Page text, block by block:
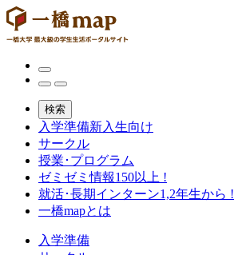
検索
入学準備新入生向け
サークル
授業･プログラム
ゼミ ゼミ情報150以上 !
就活･長期インターン1,2年生から !
一橋mapとは
入学準備